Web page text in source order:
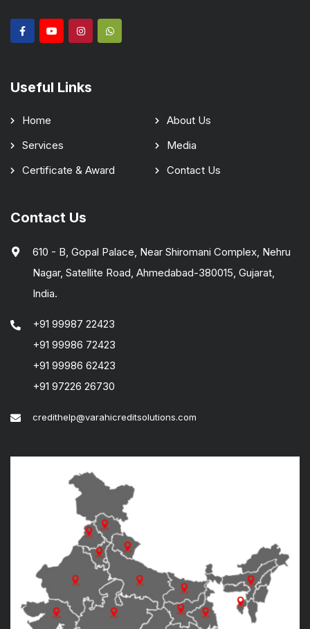
Useful Links
Home
About Us
Services
Media
Certificate & Award
Contact Us
Contact Us
610 - B, Gopal Palace, Near Shiromani Complex, Nehru
Nagar, Satellite Road, Ahmedabad-380015, Gujarat,
India.
+91 99987 22423
+91 99986 72423
+91 99986 62423
+91 97226 26730
credithelp@varahicreditsolutions.com